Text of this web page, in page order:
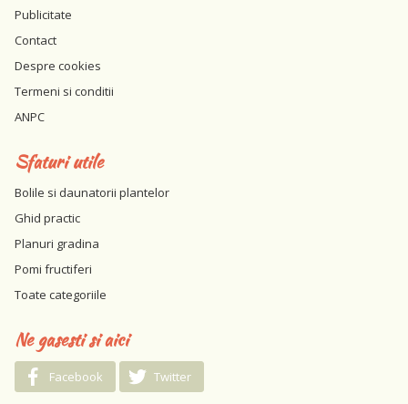
Publicitate
Contact
Despre cookies
Termeni si conditii
ANPC
Sfaturi utile
Bolile si daunatorii plantelor
Ghid practic
Planuri gradina
Pomi fructiferi
Toate categoriile
Ne gasesti si aici
Facebook Twitter